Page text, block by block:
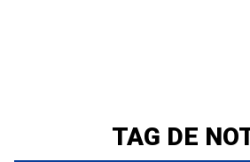
TAG DE